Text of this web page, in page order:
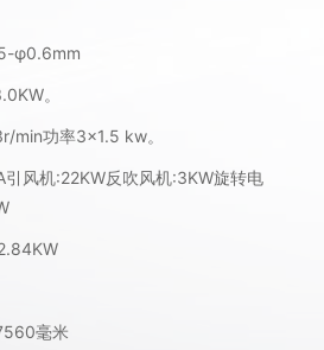
φ0.6mm
。
min功率3×1.5 kw。
引风机:22KW反吹风机:3KW旋转电
毫米